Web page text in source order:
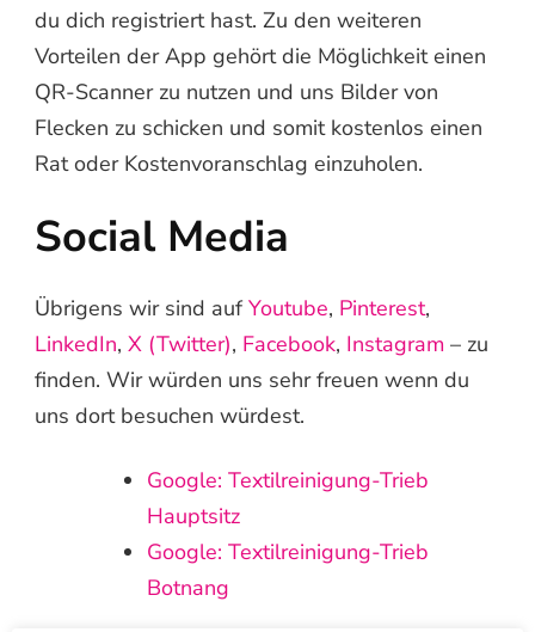
du dich registriert hast. Zu den weiteren
Vorteilen der App gehört die Möglichkeit einen
QR-Scanner zu nutzen und uns Bilder von
Flecken zu schicken und somit kostenlos einen
Rat oder Kostenvoranschlag einzuholen.
Social Media
Übrigens wir sind auf Youtube, Pinterest,
LinkedIn, X (Twitter), Facebook, Instagram – zu
finden. Wir würden uns sehr freuen wenn du
uns dort besuchen würdest.
Google: Textilreinigung-Trieb
Hauptsitz
Google: Textilreinigung-Trieb
Botnang